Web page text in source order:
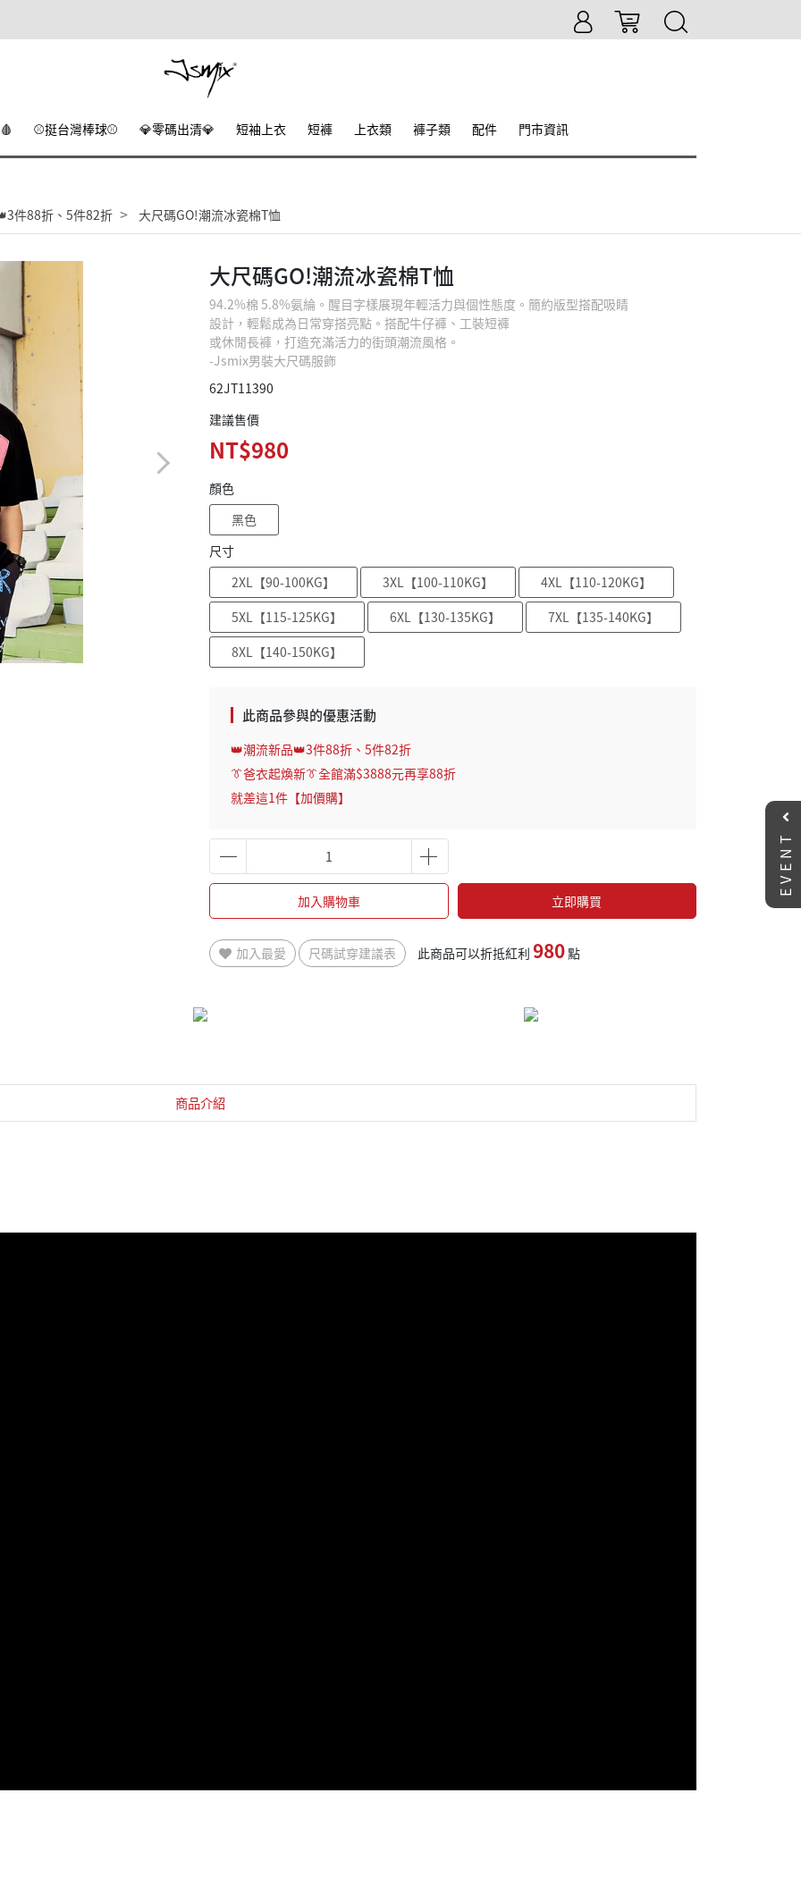
⚾挺台灣棒球⚾ 💎零碼出清💎 短袖上衣 短褲 上衣類 褲子類 配件 門市資訊
件88折、5件82折 大尺碼GO!潮流冰瓷棉T恤
大尺碼GO!潮流冰瓷棉T恤
94.2%棉 5.8%氨綸。醒目字樣展現年輕活力與個性態度。簡約版型搭配吸睛
設計，輕鬆成為日常穿搭亮點。搭配牛仔褲、工裝短褲
或休閒長褲，打造充滿活力的街頭潮流風格。
-Jsmix男裝大尺碼服飾
62JT11390
建議售價
NT$980
顏色
黑色
尺寸
2XL【90-100KG】
3XL【100-110KG】
4XL【110-120KG】
5XL【115-125KG】
6XL【130-135KG】
7XL【135-140KG】
8XL【140-150KG】
此商品參與的優惠活動
👑潮流新品👑3件88折、5件82折
👔爸衣起煥新👔全館滿$3888元再享88折
就差這1件【加價購】
加入購物車 立即購買
加入最愛 尺碼試穿建議表 此商品可以折抵紅利 980點
商品介紹
EVENT